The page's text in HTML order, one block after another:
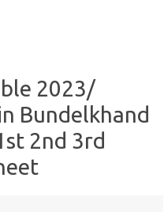
2023/
Bundelkhand
2nd 3rd